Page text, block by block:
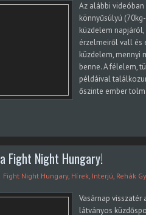
Az alábbi videóban
könnyűsúlyú
küzdelem
érzelmeiről vall és
küzdelem, mennyi
benne. A félelem,
példáival
őszinte ember
Fight Night Hungary!
Fight Night Hungary, Hírek, Interjú, Rehák
Vasárnap visszatér
látványos